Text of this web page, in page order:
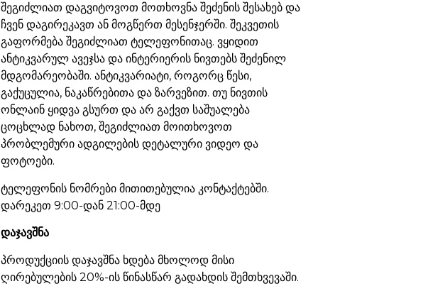
შეგიძლიათ დაგვიტოვოთ მოთხოვნა შეძენის შესახებ და
ჩვენ დაგირეკავთ ან მოგწერთ მესენჯერში. შეკვეთის
გაფორმება შეგიძლიათ ტელეფონითაც. ვყიდით
ანტიკვარულ ავეჯსა და ინტერიერის ნივთებს შეძენილ
მდგომარეობაში. ანტიკვარიატი, როგორც წესი,
გაქუცულია, ნაკაწრებითა და ზარვეზით. თუ ნივთის
ონლაინ ყიდვა გსურთ და არ გაქვთ საშუალება
ცოცხლად ნახოთ, შეგიძლიათ მოითხოვოთ
პრობლემური ადგილების დეტალური ვიდეო და
ფოტოები.
ტელეფონის ნომრები მითითებულია კონტაქტებში.
დარეკეთ 9:00-დან 21:00-მდე
დაჯავშნა
პროდუქციის დაჯავშნა ხდება მხოლოდ მისი
ღირებულების 20%-ის წინასწარ გადახდის შემთხვევაში.